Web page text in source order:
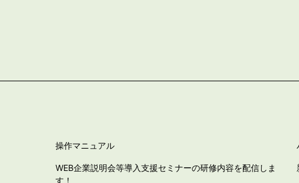
操作マニュアル
WEB企業説明会等導入支援セミナーの研修内容を配信しま
す！